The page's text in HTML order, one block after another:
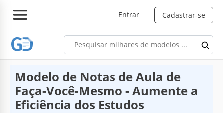
Entrar Cadastrar-se
Modelo de Notas de Aula de
Faça-Você-Mesmo - Aumente a
Eficiência dos Estudos